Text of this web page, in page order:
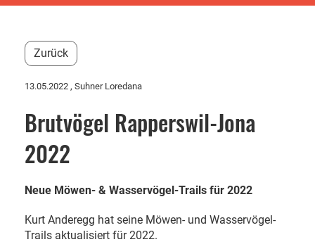
Zurück
13.05.2022 , Suhner Loredana
Brutvögel Rapperswil-Jona
2022
Neue Möwen- & Wasservögel-Trails für 2022
Kurt Anderegg hat seine Möwen- und Wasservögel-
Trails aktualisiert für 2022.